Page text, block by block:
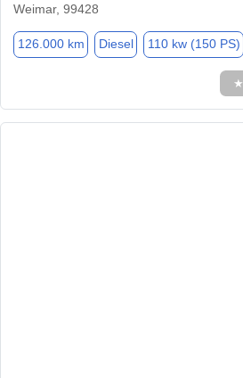
Weimar, 99428
126.000 km Diesel 110 kw (150 PS)
★